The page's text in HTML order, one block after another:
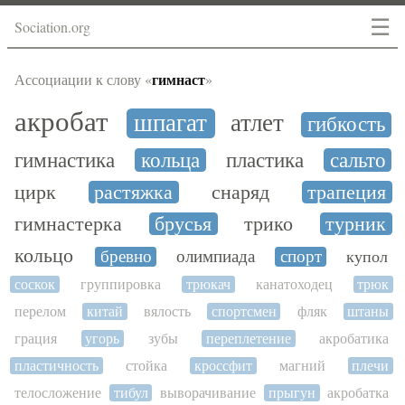
☰
Sociation.org
Ассоциации к слову «гимнаст»
акробат шпагат атлет
гибкость
гимнастика
кольца пластика сальто
цирк растяжка снаряд
трапеция
гимнастерка
брусья трико
турник
кольцо
бревно олимпиада спорт купол
соскок группировка трюкач канатоходец
трюк
перелом
китай вялость спортсмен фляк
штаны
грация
угорь зубы переплетение
акробатика
пластичность
стойка кроссфит магний
плечи
телосложение
тибул выворачивание прыгун акробатка